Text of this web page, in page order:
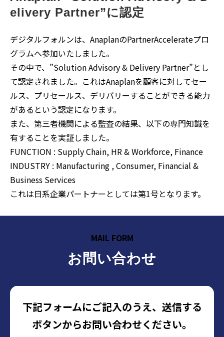
elivery Partner”に認定
デジタルフォルンは、AnaplanのPartnerAccelerateプロ
グラムへ参加いたしました。
その中で、”Solution Advisory & Delivery Partner”とし
て認定されました。これはAnaplanを顧客に対してセー
ルス、プリセールス、デリバリーすることができる能力
があるという認定になります。
また、第三者機関による監査の結果、以下の専門知識を
有することを実証しました。
FUNCTION : Supply Chain, HR & Workforce, Finance
INDUSTRY : Manufacturing , Consumer, Financial &
Business Services
これは日系企業パートナーとしては第1号となります。
MAIL FORM
お問い合わせ
下記フォームにご記入のうえ、送信する
ボタンからお問い合わせください。